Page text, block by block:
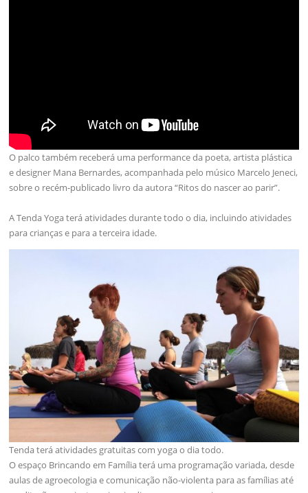
O palco também receberá uma performance da poeta, artista plástica
e designer Mana Bernardes, acompanhada pelo músico Marcelo Jeneci,
sobre o recém-publicado livro da autora “Ritos do nascer ao parir”.
A Tenda Yoga terá atividades durante todo o dia, incluindo atividades
para crianças e para a terceira idade.
Tenda terá atividades gratuitas com yoga o dia todo.
O espaço Brincando em Família terá uma programação variada, desde
aulas de agroecologia e comunicação não-violenta para as famílias até